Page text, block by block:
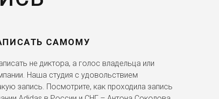
САМОМУ
не диктора, а голос владельца или
Наша студия с удовольствием
запись. Посмотрите, как проходила запись